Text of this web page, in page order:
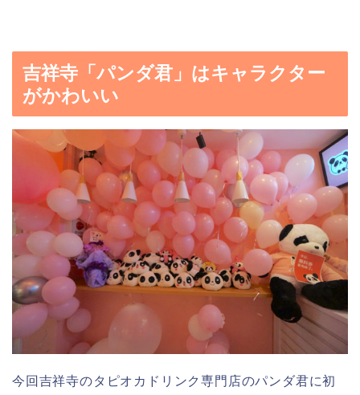
吉祥寺「パンダ君」はキャラクター
がかわいい
今回吉祥寺のタピオカドリンク専門店のパンダ君に初